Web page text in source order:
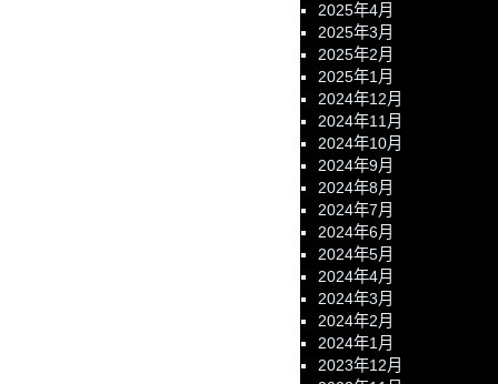
2025年4月
2025年3月
2025年2月
2025年1月
2024年12月
2024年11月
2024年10月
2024年9月
2024年8月
2024年7月
2024年6月
2024年5月
2024年4月
2024年3月
2024年2月
2024年1月
2023年12月